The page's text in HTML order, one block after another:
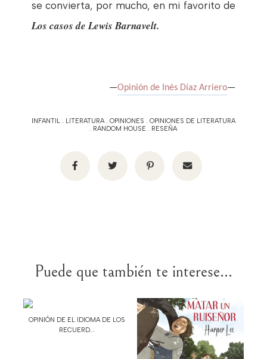
se convierta, por mucho, en mi favorito de
Los casos de Lewis Barnavelt.
—Opinión de Inés Díaz Arriero—
INFANTIL. LITERATURA. OPINIONES . OPINIONES DE LITERATURA
. RANDOM HOUSE . RESEÑA
Puede que también te interese...
OPINIÓN DE EL IDIOMA DE LOS
RECUERD...